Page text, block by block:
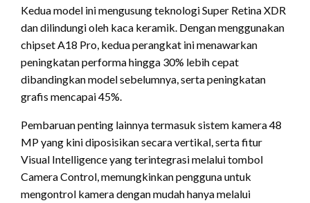
Kedua model ini mengusung teknologi Super Retina XDR
dan dilindungi oleh kaca keramik. Dengan menggunakan
chipset A18 Pro, kedua perangkat ini menawarkan
peningkatan performa hingga 30% lebih cepat
dibandingkan model sebelumnya, serta peningkatan
grafis mencapai 45%.
Pembaruan penting lainnya termasuk sistem kamera 48
MP yang kini diposisikan secara vertikal, serta fitur
Visual Intelligence yang terintegrasi melalui tombol
Camera Control, memungkinkan pengguna untuk
mengontrol kamera dengan mudah hanya melalui